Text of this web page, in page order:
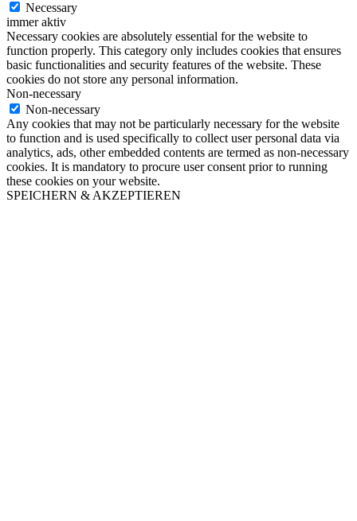
Necessary
immer aktiv
Necessary cookies are absolutely essential for the website to
function properly. This category only includes cookies that ensures
basic functionalities and security features of the website. These
cookies do not store any personal information.
Non-necessary
Non-necessary
Any cookies that may not be particularly necessary for the website
to function and is used specifically to collect user personal data via
analytics, ads, other embedded contents are termed as non-necessary
cookies. It is mandatory to procure user consent prior to running
these cookies on your website.
SPEICHERN & AKZEPTIEREN